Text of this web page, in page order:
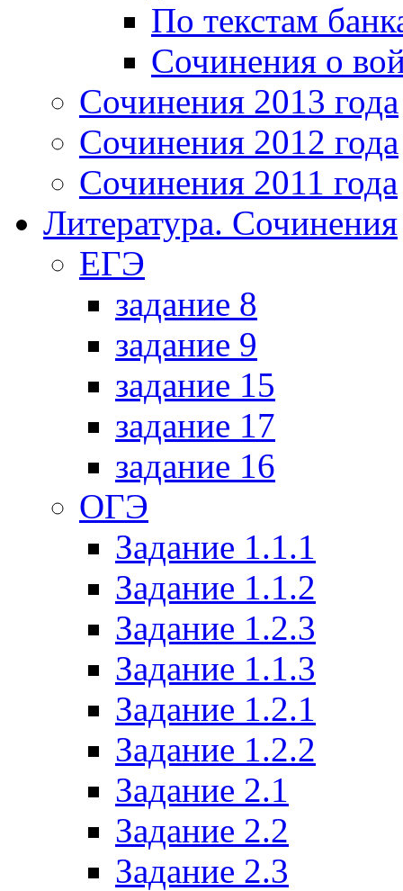
По текстам
Сочинения о
Сочинения 2013 года
Сочинения 2012 года
Сочинения 2011 года
Литература. Сочинения
ЕГЭ
задание 8
задание 9
задание 15
задание 17
задание 16
ОГЭ
Задание 1.1.1
Задание 1.1.2
Задание 1.2.3
Задание 1.1.3
Задание 1.2.1
Задание 1.2.2
Задание 2.1
Задание 2.2
Задание 2.3